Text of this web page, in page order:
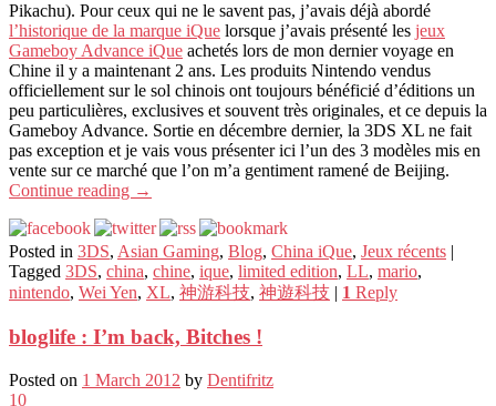
Pikachu). Pour ceux qui ne le savent pas, j’avais déjà abordé
l’historique de la marque iQue lorsque j’avais présenté les jeux
Gameboy Advance iQue achetés lors de mon dernier voyage en
Chine il y a maintenant 2 ans. Les produits Nintendo vendus
officiellement sur le sol chinois ont toujours bénéficié d’éditions un
peu particulières, exclusives et souvent très originales, et ce depuis la
Gameboy Advance. Sortie en décembre dernier, la 3DS XL ne fait
pas exception et je vais vous présenter ici l’un des 3 modèles mis en
vente sur ce marché que l’on m’a gentiment ramené de Beijing.
Continue reading →
Posted in 3DS, Asian Gaming, Blog, China iQue, Jeux récents |
Tagged 3DS, china, chine, ique, limited edition, LL, mario,
nintendo, Wei Yen, XL, 神游科技, 神遊科技 | 1 Reply
bloglife : I’m back, Bitches !
Posted on 1 March 2012 by Dentifritz
10